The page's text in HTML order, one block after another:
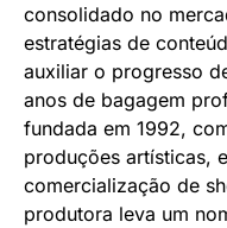
consolidado no
estratégias de
auxiliar o progresso
anos de bagagem
fundada em 1992,
produções artísticas,
comercialização de
produtora leva um